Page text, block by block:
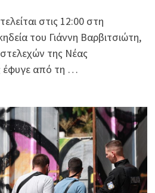
στις 12:00 στη
του Γιάννη Βαρβιτσιώτη,
της Νέας
έφυγε από τη …